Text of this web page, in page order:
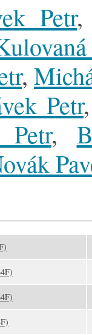
Petr
,
Petr
Petr,